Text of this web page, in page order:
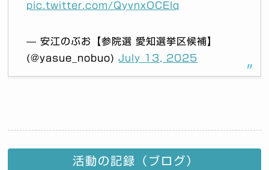
pic.twitter.com/QyvnxOCElq
— 安江のぶお【参院選 愛知選挙区候補】
(@yasue_nobuo)July 13, 2025
活動の記録（ブログ）